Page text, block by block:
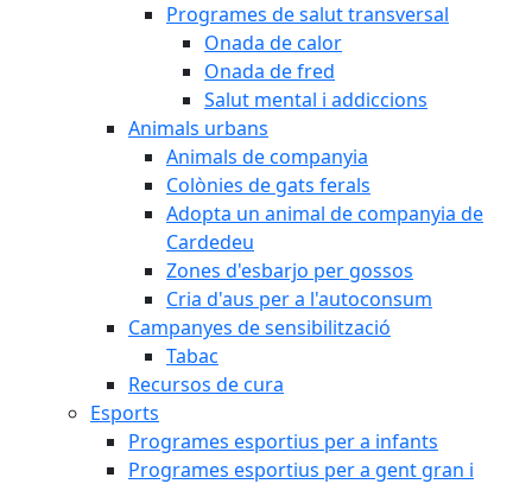
Programes de salut transversal
Onada de calor
Onada de fred
Salut mental i addiccions
Animals urbans
Animals de companyia
Colònies de gats ferals
Adopta un animal de companyia de
Cardedeu
Zones d'esbarjo per gossos
Cria d'aus per a l'autoconsum
Campanyes de sensibilització
Tabac
Recursos de cura
Esports
Programes esportius per a infants
Programes esportius per a gent gran i